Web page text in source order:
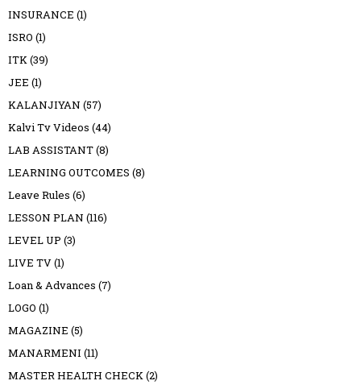
INSURANCE (1)
ISRO (1)
ITK(39)
JEE (1)
KALANJIYAN (57)
Kalvi Tv Videos (44)
LAB ASSISTANT(8)
LEARNING OUTCOMES (8)
Leave Rules (6)
LESSON PLAN (116)
LEVEL UP (3)
LIVE TV(1)
Loan & Advances (7)
LOGO (1)
MAGAZINE (5)
MANARMENI (11)
MASTER HEALTH CHECK(2)